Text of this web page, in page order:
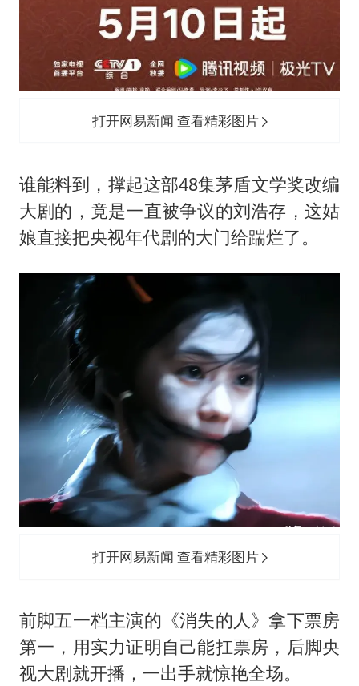
打开网易新闻 查看精彩图片
谁能料到，撑起这部48集茅盾文学奖改编
大剧的，竟是一直被争议的刘浩存 ，这姑
娘直接把央视年代剧的大门给踹烂了。
打开网易新闻 查看精彩图片
前脚五一档主演的《消失的人》拿下票房
第一，用实力证明自己能扛票房，后脚央
视大剧就开播，一出手就惊艳全场。